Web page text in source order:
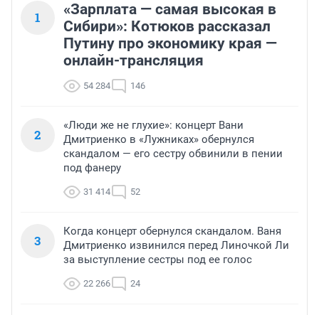
1
«Зарплата — самая высокая в
Сибири»: Котюков рассказал
Путину про экономику края —
онлайн-трансляция
54 284 146
2
«Люди же не глухие»: концерт Вани
Дмитриенко в «Лужниках» обернулся
скандалом — его сестру обвинили в пении
под фанеру
31 414 52
3
Когда концерт обернулся скандалом. Ваня
Дмитриенко извинился перед Линочкой Ли
за выступление сестры под ее голос
22 266 24